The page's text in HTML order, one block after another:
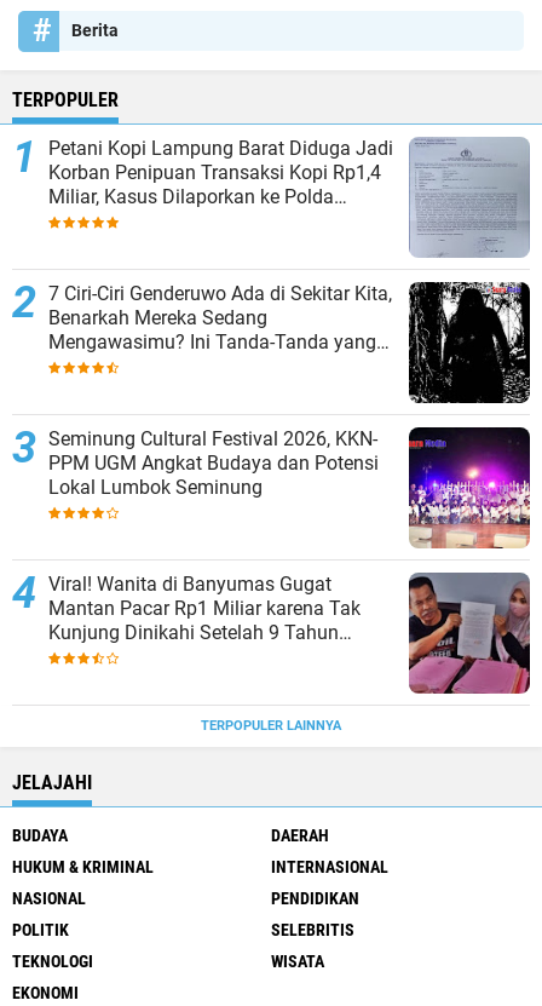
Berita
TERPOPULER
Petani Kopi Lampung Barat Diduga Jadi
Korban Penipuan Transaksi Kopi Rp1,4
Miliar, Kasus Dilaporkan ke Polda
Lampung
7 Ciri-Ciri Genderuwo Ada di Sekitar Kita,
Benarkah Mereka Sedang
Mengawasimu? Ini Tanda-Tanda yang
Sering Diabaikan
Seminung Cultural Festival 2026, KKN-
PPM UGM Angkat Budaya dan Potensi
Lokal Lumbok Seminung
Viral! Wanita di Banyumas Gugat
Mantan Pacar Rp1 Miliar karena Tak
Kunjung Dinikahi Setelah 9 Tahun
Berpacaran
TERPOPULER LAINNYA
JELAJAHI
BUDAYA
DAERAH
HUKUM & KRIMINAL
INTERNASIONAL
NASIONAL
PENDIDIKAN
POLITIK
SELEBRITIS
TEKNOLOGI
WISATA
EKONOMI